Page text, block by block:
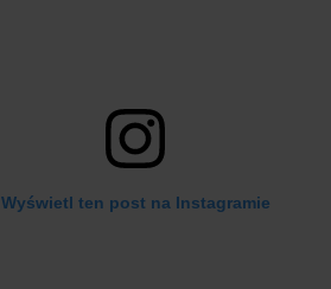
Wyświetl ten post na Instagramie